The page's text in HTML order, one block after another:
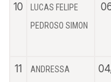
10
LUCAS FELIPE
PEDROSO SIMON
11
ANDRESSA